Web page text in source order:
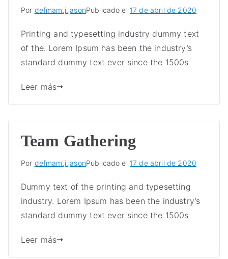
Por defmam.j.jasonPublicado el 17 de abril de 2020
Printing and typesetting industry dummy text
of the. Lorem Ipsum has been the industry’s
standard dummy text ever since the 1500s
Leer más
Team Gathering
Por defmam.j.jasonPublicado el 17 de abril de 2020
Dummy text of the printing and typesetting
industry. Lorem Ipsum has been the industry’s
standard dummy text ever since the 1500s
Leer más